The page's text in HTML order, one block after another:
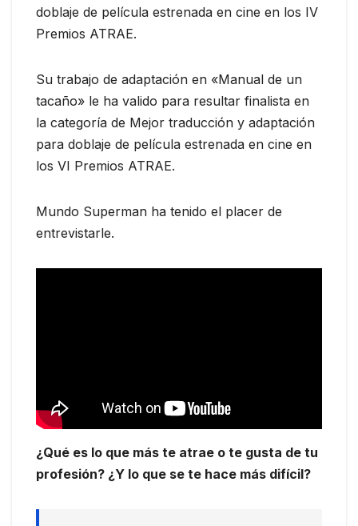
doblaje de película estrenada en cine en los IV
Premios ATRAE.
Su trabajo de adaptación en «Manual de un
tacaño» le ha valido para resultar finalista en
la categoría de Mejor traducción y adaptación
para doblaje de película estrenada en cine en
los VI Premios ATRAE.
Mundo Superman ha tenido el placer de
entrevistarle.
¿Qué es lo que más te atrae o te gusta de tu
profesión? ¿Y lo que se te hace más difícil?